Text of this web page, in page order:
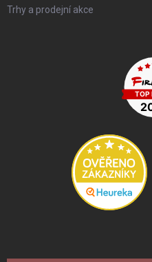
Trhy a prodejní akce